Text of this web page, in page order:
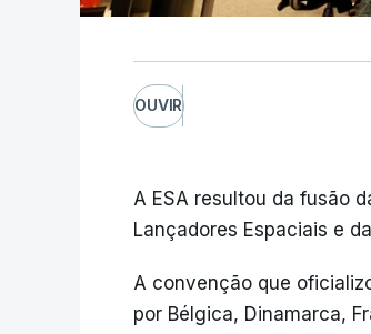
OUVIR
A ESA resultou da fusão
Lançadores Espaciais e
A convenção que
por Bélgica, Dinamarca,